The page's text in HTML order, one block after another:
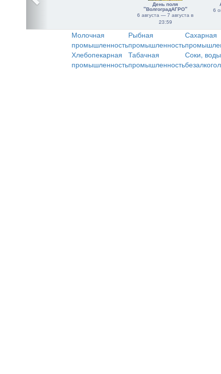
День поля
"ВолгоградАГРО"
6 августа — 7 августа в
23:59
6
Молочная
промышленность
Рыбная
промышленность
Сахарная
Хлебопекарная
промышленность
Табачная
промышленность
Соки,